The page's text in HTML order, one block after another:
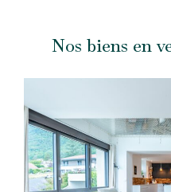
Nos biens en